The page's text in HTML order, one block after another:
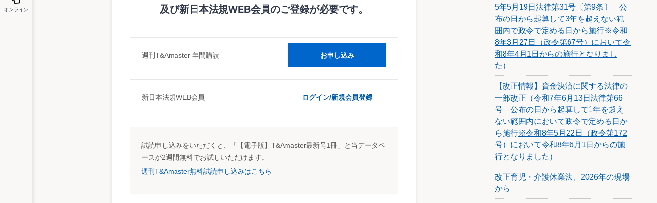
オンライン
http://www.nta.go.jp/category/tutatu/kobetu/syouhi/2048/01.htm
及び新日本法規WEB会員のご登録が必要です。
週刊T&Amaster 年間購読 お申し込み
新日本法規WEB会員 ログイン/新規会員登録
試読申し込みをいただくと、「【電子版】T&Amaster最新号1冊」と当データベ
ースが2週間無料でお試しいただけます。
週刊T&Amaster無料試読申し込みはこちら
5年5月19日法律第31号〔第9条〕 公
布の日から起算して3年を超えない範
囲内で政令で定める日から施行※令和
8年3月27日（政令第67号）において令
和8年4月1日からの施行となりまし
た ）
【改正情報】資金決済に関する法律の
一部改正（令和7年6月13日法律第66
号 公布の日から起算して1年を超え
ない範囲内において政令で定める日か
ら施行※令和8年5月22日（政令第172
号）において令和8年6月1日からの施
行となりました ）
改正育児・介護休業法、2026年の現場
から